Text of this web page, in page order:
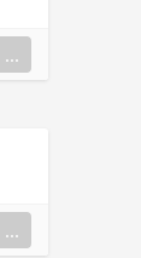
...
...